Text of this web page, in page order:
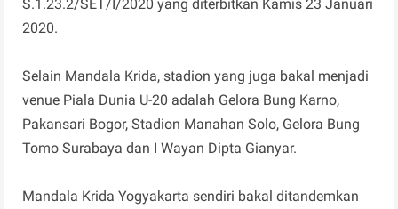
S.1.23.2/SET/I/2020 yang diterbitkan Kamis 23 Januari
2020.
Selain Mandala Krida, stadion yang juga bakal menjadi
venue Piala Dunia U-20 adalah Gelora Bung Karno,
Pakansari Bogor, Stadion Manahan Solo, Gelora Bung
Tomo Surabaya dan I Wayan Dipta Gianyar.
Mandala Krida Yogyakarta sendiri bakal ditandemkan